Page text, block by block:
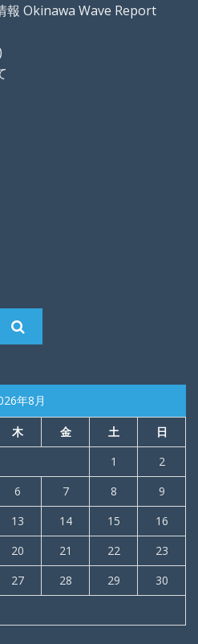
報 Okinawa Wave Report
年8月
木 金 土
日
1
2
6 7 8
9
13 14 15
16
20 21 22
23
27 28 29
30